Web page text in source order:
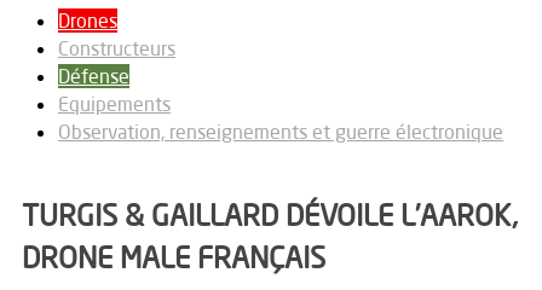
Drones
Constructeurs
Défense
Equipements
Observation, renseignements et guerre électronique
TURGIS & GAILLARD DÉVOILE L’AAROK,
DRONE MALE FRANÇAIS